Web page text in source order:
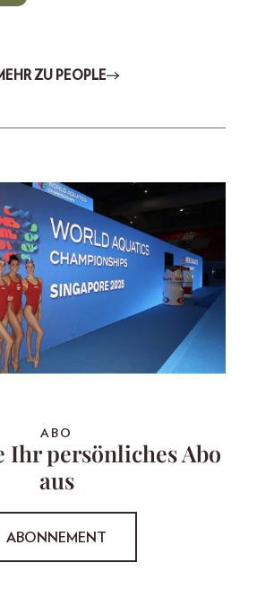
ZU PEOPLE
ABO
Ihr persönliches Abo
aus
ABONNEMENT